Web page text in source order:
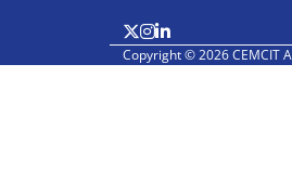
Copyright © 2026 CEMCIT